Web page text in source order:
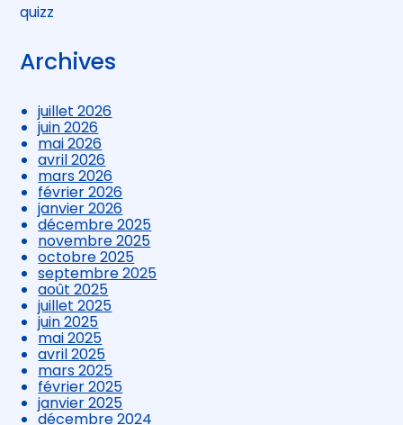
quizz
Archives
juillet 2026
juin 2026
mai 2026
avril 2026
mars 2026
février 2026
janvier 2026
décembre 2025
novembre 2025
octobre 2025
septembre 2025
août 2025
juillet 2025
juin 2025
mai 2025
avril 2025
mars 2025
février 2025
janvier 2025
décembre 2024